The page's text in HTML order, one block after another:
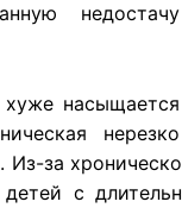
хуже
Из-за
с